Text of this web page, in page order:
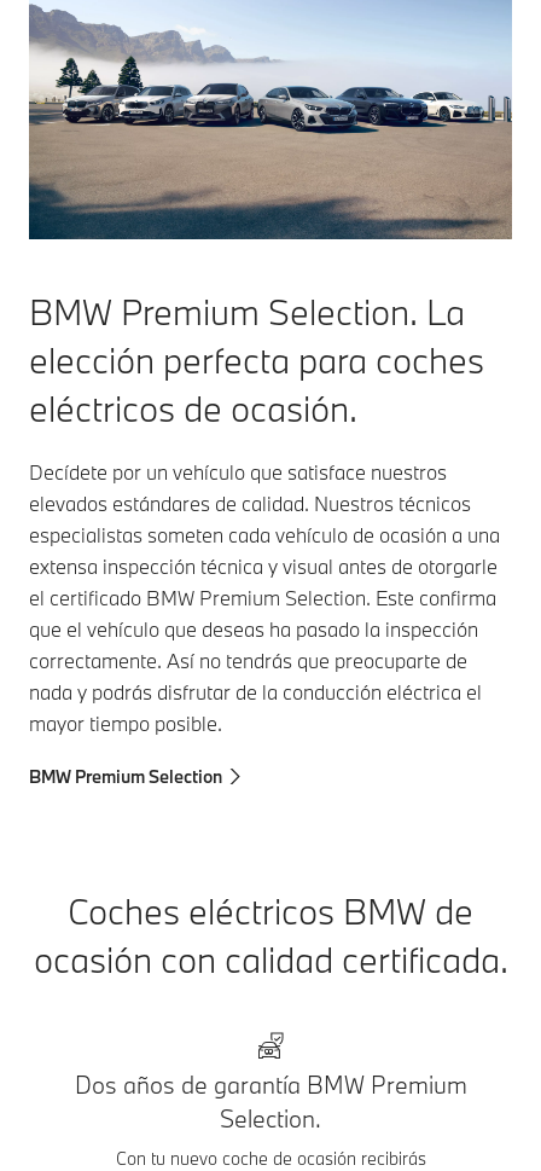
BMW Premium Selection. La
elección perfecta para coches
eléctricos de ocasión.
Decídete por un vehículo que satisface nuestros
elevados estándares de calidad. Nuestros técnicos
especialistas someten cada vehículo de ocasión a una
extensa inspección técnica y visual antes de otorgarle
el certificado BMW Premium Selection. Este confirma
que el vehículo que deseas ha pasado la inspección
correctamente. Así no tendrás que preocuparte de
nada y podrás disfrutar de la conducción eléctrica el
mayor tiempo posible.
BMW Premium Selection
Coches eléctricos BMW de
ocasión con calidad certificada.
Dos años de garantía BMW Premium
Selection.
Con tu nuevo coche de ocasión recibirás